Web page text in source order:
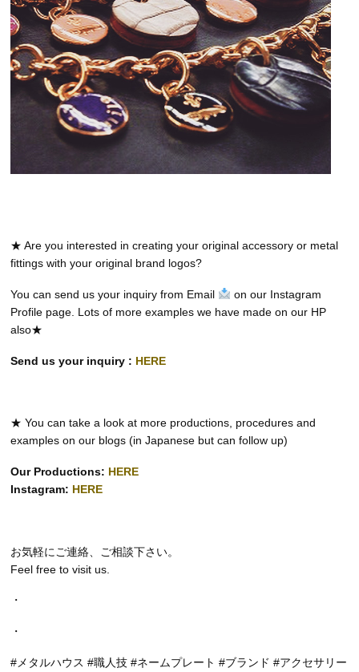
★ Are you interested in creating your original accessory or metal
fittings with your original brand logos?
You can send us your inquiry from Email
on our Instagram
Profile page. Lots of more examples we have made on our HP
also★
Send us your inquiry : HERE
★ You can take a look at more productions, procedures and
examples on our blogs (in Japanese but can follow up)
Our Productions: HERE
Instagram: HERE
お気軽にご連絡、ご相談下さい。
Feel free to visit us.
・
・
#メタルハウス #職人技 #ネームプレート #ブランド #アクセサリー